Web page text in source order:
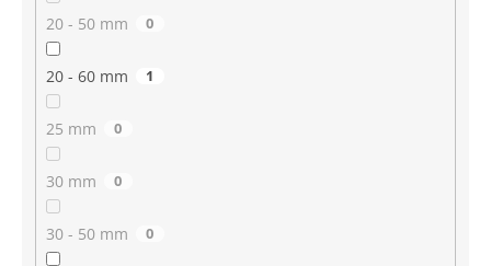
20 - 50 mm 0
20 - 60 mm 1
25 mm 0
30 mm 0
30 - 50 mm 0